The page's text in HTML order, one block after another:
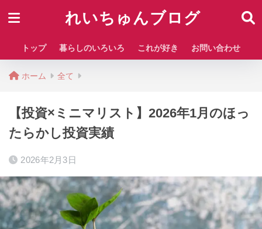
れいちゅんブログ
トップ 暮らしのいろいろ これが好き お問い合わせ
ホーム 全て
【投資×ミニマリスト】2026年1月のほっ
たらかし投資実績
2026年2月3日